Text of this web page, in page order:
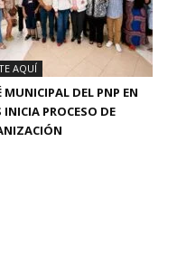
AQUÍ
MUNICIPAL DEL PNP EN
INICIA PROCESO DE